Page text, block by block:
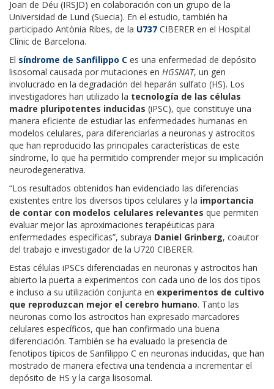
Joan de Déu (IRSJD) en colaboración con un grupo de la
Universidad de Lund (Suecia). En el estudio, también ha
participado Antònia Ribes, de la U737 CIBERER en el Hospital
Clínic de Barcelona.
El síndrome de Sanfilippo C es una enfermedad de depósito
lisosomal causada por mutaciones en HGSNAT, un gen
involucrado en la degradación del heparán sulfato (HS). Los
investigadores han utilizado la tecnología de las células
madre pluripotentes inducidas (iPSC), que constituye una
manera eficiente de estudiar las enfermedades humanas en
modelos celulares, para diferenciarlas a neuronas y astrocitos
que han reproducido las principales características de este
síndrome, lo que ha permitido comprender mejor su implicación
neurodegenerativa.
“Los resultados obtenidos han evidenciado las diferencias
existentes entre los diversos tipos celulares y la importancia
de contar con modelos celulares relevantes que permiten
evaluar mejor las aproximaciones terapéuticas para
enfermedades específicas”, subraya Daniel Grinberg, coautor
del trabajo e investigador de la U720 CIBERER.
Estas células iPSCs diferenciadas en neuronas y astrocitos han
abierto la puerta a experimentos con cada uno de los dos tipos
e incluso a su utilización conjunta en experimentos de cultivo
que reproduzcan mejor el cerebro humano. Tanto las
neuronas como los astrocitos han expresado marcadores
celulares específicos, que han confirmado una buena
diferenciación. También se ha evaluado la presencia de
fenotipos típicos de Sanfilippo C en neuronas inducidas, que han
mostrado de manera efectiva una tendencia a incrementar el
depósito de HS y la carga lisosomal.